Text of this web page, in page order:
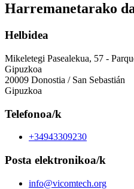
Harremanetarako
Helbidea
Mikeletegi Pasealekua, 57 -
Gipuzkoa
20009 Donostia / San Sebastián
Gipuzkoa
Telefonoa/k
+34943309230
Posta elektronikoa/k
info@vicomtech.org